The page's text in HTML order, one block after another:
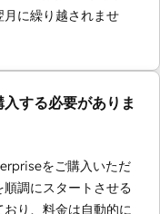
に繰り越されませ
する必要がありま
をご購入いただ
調にスタートさせる
り、料金は自動的に